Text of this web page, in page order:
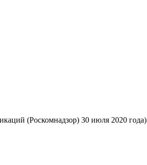
(Роскомнадзор) 30 июля 2020 года)